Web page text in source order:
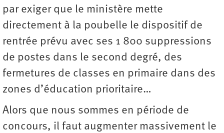
par exiger que le ministère mette
directement à la poubelle le dispositif de
rentrée prévu avec ses 1 800 suppressions
de postes dans le second degré, des
fermetures de classes en primaire dans des
zones d’éducation prioritaire…
Alors que nous sommes en période de
concours, il faut augmenter massivement le